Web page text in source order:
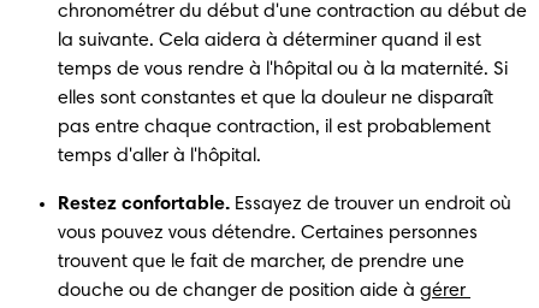
chronométrer du début d'une contraction au début de
la suivante. Cela aidera à déterminer quand il est
temps de vous rendre à l'hôpital ou à la maternité. Si
elles sont constantes et que la douleur ne disparaît
pas entre chaque contraction, il est probablement
temps d'aller à l'hôpital.
Restez confortable. Essayez de trouver un endroit où
vous pouvez vous détendre. Certaines personnes
trouvent que le fait de marcher, de prendre une
douche ou de changer de position aide à gérer